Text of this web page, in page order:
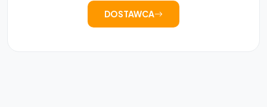
DOSTAWCA